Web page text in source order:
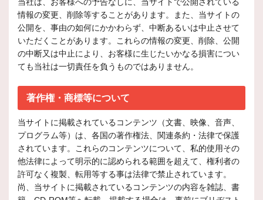
情報の変更、削除等することがあります。また、当サイトの
公開を、事由の如何にかかわらず、中断あるいは中止させて
いただくことがあります。これらの情報の変更、削除、公開
の中断又は中止により、お客様に生じたいかなる損害につい
ても当社は一切責任を負うものではありません。
著作権・商標等について
当サイトに掲載されているコンテンツ（文書、映像、音声、
プログラム等）は、各国の著作権法、関連条約・法律で保護
されています。これらのコンテンツについて、私的使用その
他法律によって明示的に認められる範囲を超えて、権利者の
許可なく複製、転用等する事は法律で禁止されています。
尚、当サイトに掲載されているコンテンツの内容を雑誌、書